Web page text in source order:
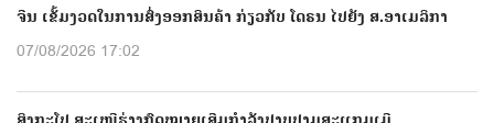
ຈີນ ເຂັ້ມງວດໃນການສົ່ງອອກສິນຄ້າ ກ່ຽວກັບ ໂດຣນ ໄປຍັງ ສ.ອາເມລິກາ
07/08/2026 17:02